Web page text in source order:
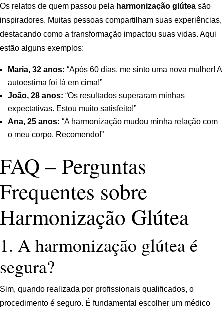
Os relatos de quem passou pela harmonização glútea são
inspiradores. Muitas pessoas compartilham suas experiências,
destacando como a transformação impactou suas vidas. Aqui
estão alguns exemplos:
Maria, 32 anos: “Após 60 dias, me sinto uma nova mulher! A
autoestima foi lá em cima!”
João, 28 anos: “Os resultados superaram minhas
expectativas. Estou muito satisfeito!”
Ana, 25 anos: “A harmonização mudou minha relação com
o meu corpo. Recomendo!”
FAQ – Perguntas
Frequentes sobre
Harmonização Glútea
1. A harmonização glútea é
segura?
Sim, quando realizada por profissionais qualificados, o
procedimento é seguro. É fundamental escolher um médico